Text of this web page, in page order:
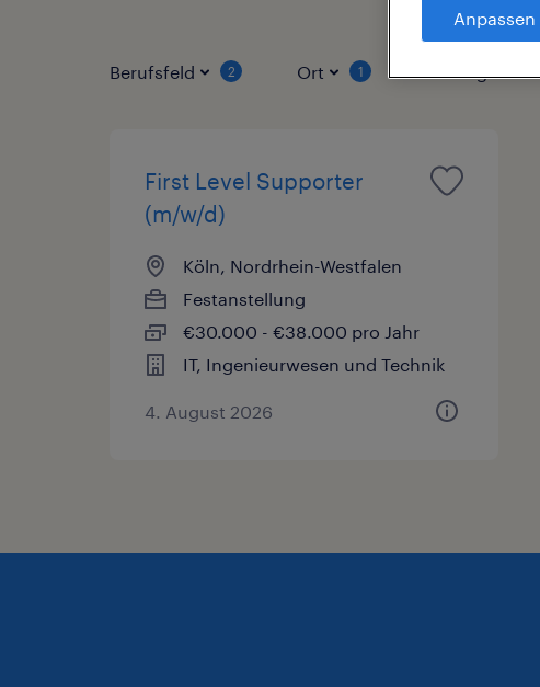
Berufsfeld 2 Ort 1 Vertragsart
First Level Supporter
(m/w/d)
Köln, Nordrhein-Westfalen
Festanstellung
€30.000 - €38.000 pro Jahr
IT, Ingenieurwesen und Technik
4. August 2026
Anpassen